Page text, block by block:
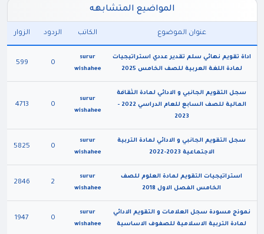
المواضيع المتشابهه
عنوان الموضوع الكاتب الردود الزوار
اداة تقويم نهائي سلم تقدير عددي استراتيجيات
لمادة اللغة العربية للصف الخامس 2025
surur
wishahee
0
599
سجل التقويم الجانبي و الادائي لمادة الثقافة
المالية للصف السابع للعام الدراسي 2022 -
2023
surur
wishahee
0
4713
سجل التقويم الجانبي و الادائي لمادة التربية
الاجتماعية 2023-2022
surur
wishahee
0
5825
استراتيجيات التقويم لمادة العلوم للصف
الخامس الفصل الاول 2018
surur
wishahee
2
2846
نموذج مسودة سجل العلامات و التقويم الادائي
لمادة التربية الاسلامية للصفوف الاساسية
surur
wishahee
0
1947